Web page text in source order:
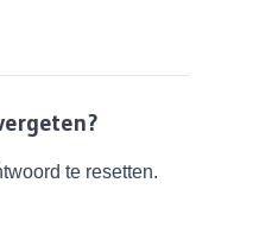
te resetten.